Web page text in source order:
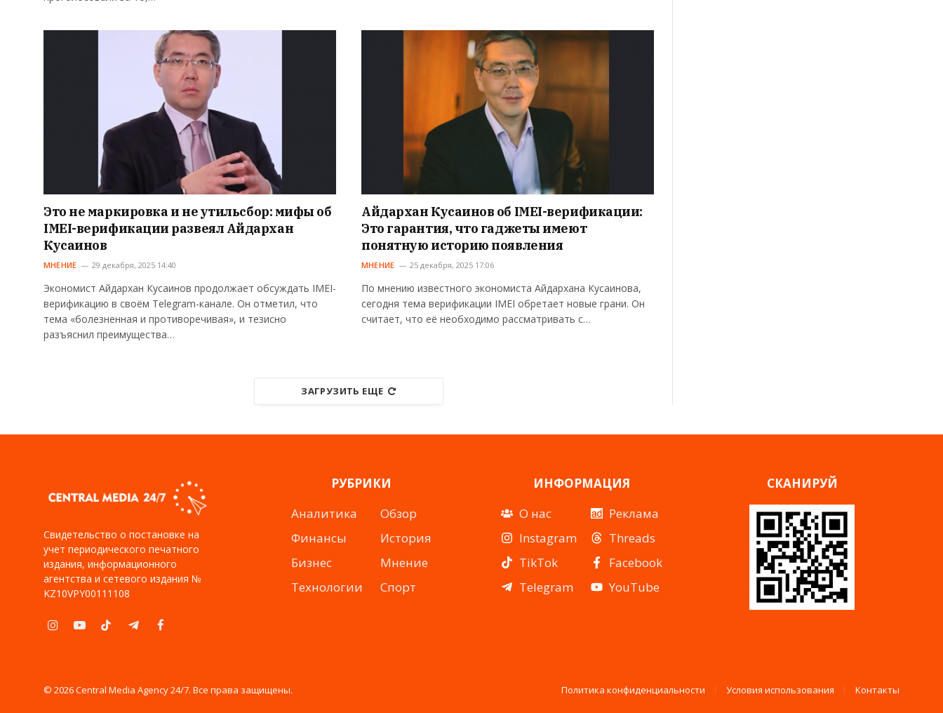
Это не маркировка и не утильсбор: мифы об
IMEI-верификации развеял Айдархан
Кусаинов
МНЕНИЕ 29 декабря, 2025 14:40
Экономист Айдархан Кусаинов продолжает обсуждать IMEI-
верификацию в своём Telegram-канале. Он отметил, что
тема «болезненная и противоречивая», и тезисно
разъяснил преимущества…
Айдархан Кусаинов об IMEI-верификации:
Это гарантия, что гаджеты имеют
понятную историю появления
МНЕНИЕ 25 декабря, 2025 17:06
По мнению известного экономиста Айдархана Кусаинова,
сегодня тема верификации IMEI обретает новые грани. Он
считает, что её необходимо рассматривать с…
ЗАГРУЗИТЬ ЕЩЕ
Свидетельство о постановке на
учет периодического печатного
издания, информационного
агентства и сетевого издания №
KZ10VPY00111108
InstagramYouTubeTikTokTelegramFacebook
РУБРИКИ
Аналитика
Финансы
Бизнес
Технологии
Обзор
История
Мнение
Спорт
ИНФОРМАЦИЯ
О нас
Instagram
TikTok
Telegram
Реклама
Threads
Facebook
YouTube
СКАНИРУЙ
© 2026 Central Media Agency 24/7. Все права защищены. Политика конфиденциальности Условия использования Контакты